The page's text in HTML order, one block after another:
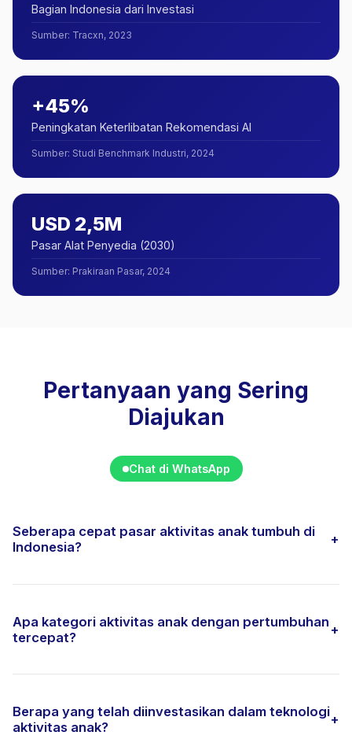
Bagian Indonesia dari Investasi
Sumber: Tracxn, 2023
+45%
Peningkatan Keterlibatan Rekomendasi AI
Sumber: Studi Benchmark Industri, 2024
USD 2,5M
Pasar Alat Penyedia (2030)
Sumber: Prakiraan Pasar, 2024
Pertanyaan yang Sering
Diajukan
Chat di WhatsApp
Seberapa cepat pasar aktivitas anak tumbuh di
Indonesia?
+
Apa kategori aktivitas anak dengan pertumbuhan
tercepat?
+
Berapa yang telah diinvestasikan dalam teknologi
aktivitas anak?
+